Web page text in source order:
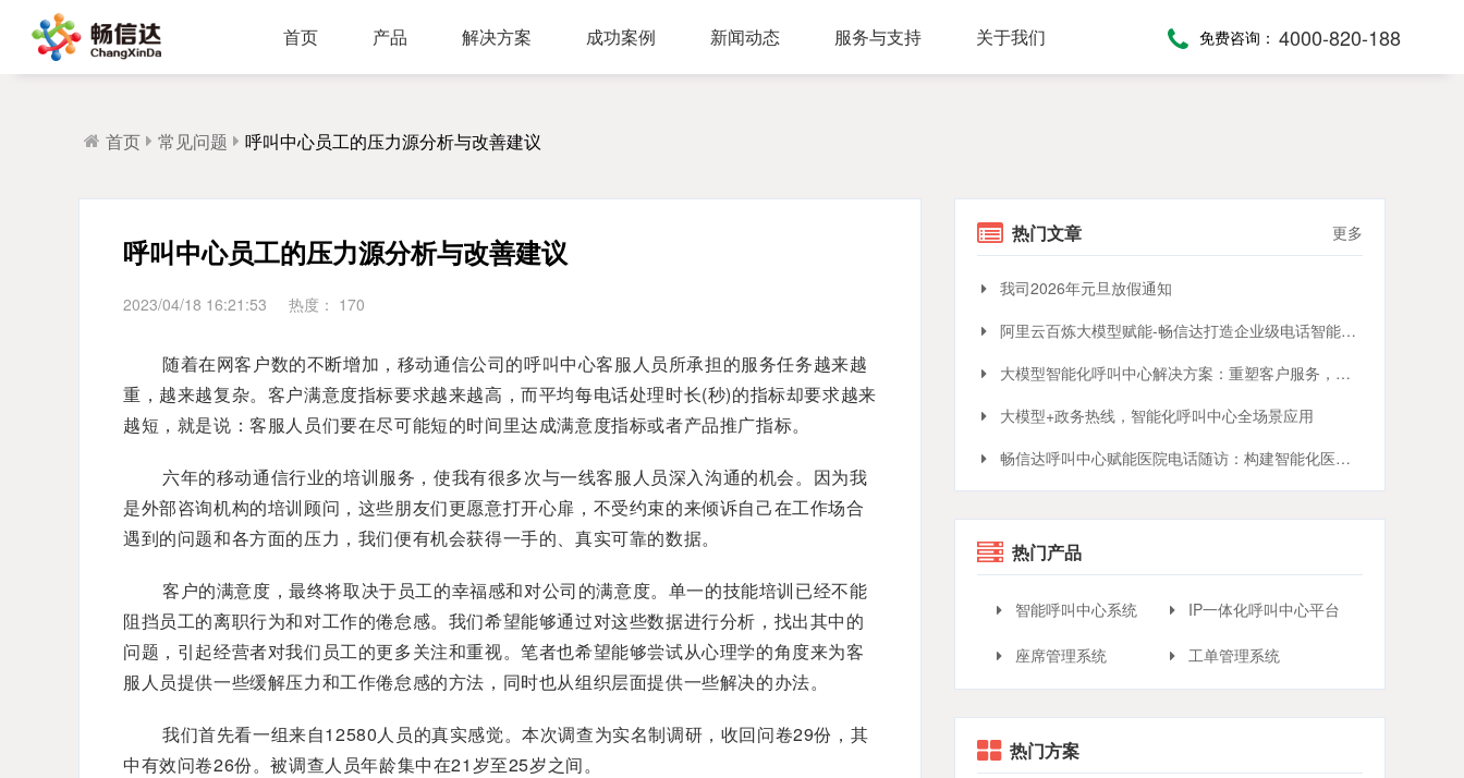
首页 产品 解决方案 成功案例 新闻动态 服务与支持 关于我们 免费咨询： 4000-820-188
首页 常见问题 呼叫中心员工的压力源分析与改善建议
呼叫中心员工的压力源分析与改善建议
2023/04/18 16:21:53 热度： 170
随着在网客户数的不断增加，移动通信公司的呼叫中心客服人员所承担的服务任务越来越
重，越来越复杂。客户满意度指标要求越来越高，而平均每电话处理时长(秒)的指标却要求越来
越短，就是说：客服人员们要在尽可能短的时间里达成满意度指标或者产品推广指标。
六年的移动通信行业的培训服务，使我有很多次与一线客服人员深入沟通的机会。因为我
是外部咨询机构的培训顾问，这些朋友们更愿意打开心扉，不受约束的来倾诉自己在工作场合
遇到的问题和各方面的压力，我们便有机会获得一手的、真实可靠的数据。
客户的满意度，最终将取决于员工的幸福感和对公司的满意度。单一的技能培训已经不能
阻挡员工的离职行为和对工作的倦怠感。我们希望能够通过对这些数据进行分析，找出其中的
问题，引起经营者对我们员工的更多关注和重视。笔者也希望能够尝试从心理学的角度来为客
服人员提供一些缓解压力和工作倦怠感的方法，同时也从组织层面提供一些解决的办法。
我们首先看一组来自12580人员的真实感觉。本次调查为实名制调研，收回问卷29份，其
中有效问卷26份。被调查人员年龄集中在21岁至25岁之间。
热门文章 更多
我司2026年元旦放假通知
阿里云百炼大模型赋能-畅信达打造企业级电话智能体与智能呼叫中心完整方案
大模型智能化呼叫中心解决方案：重塑客户服务，引领交互革命
大模型+政务热线，智能化呼叫中心全场景应用
畅信达呼叫中心赋能医院电话随访：构建智能化医患服务
热门产品
智能呼叫中心系统 IP一体化呼叫中心平台
座席管理系统 工单管理系统
热门方案